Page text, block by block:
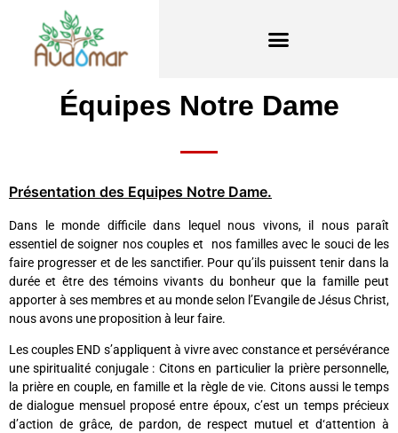
Équipes Notre Dame
Présentation des Equipes Notre Dame.
Dans le monde difficile dans lequel nous vivons, il nous paraît
essentiel de soigner nos couples et nos familles avec le souci de les
faire progresser et de les sanctifier. Pour qu’ils puissent tenir dans la
durée et être des témoins vivants du bonheur que la famille peut
apporter à ses membres et au monde selon l’Evangile de Jésus Christ,
nous avons une proposition à leur faire.
Les couples END s’appliquent à vivre avec constance et persévérance
une spiritualité conjugale : Citons en particulier la prière personnelle,
la prière en couple, en famille et la règle de vie. Citons aussi le temps
de dialogue mensuel proposé entre époux, c’est un temps précieux
d’action de grâce, de pardon, de respect mutuel et d‘attention à